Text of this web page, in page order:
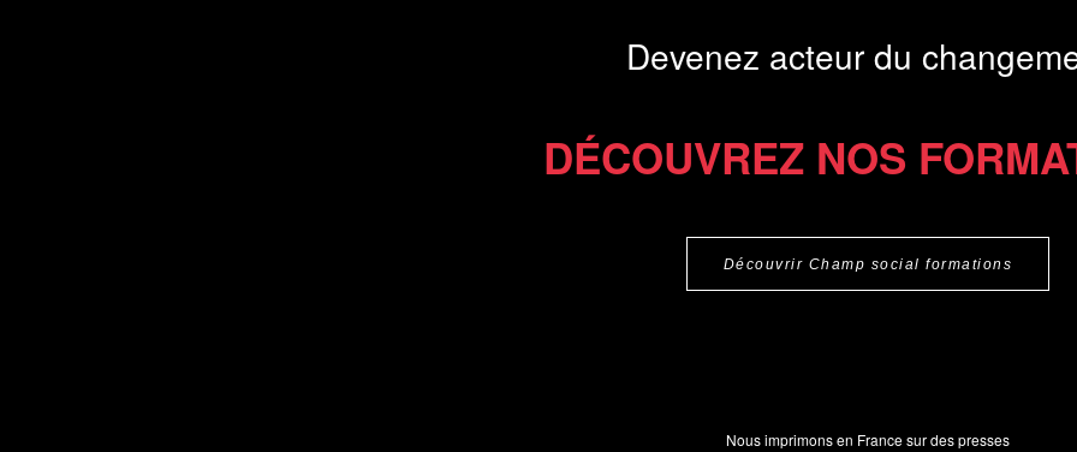
Devenez acteur du
DÉCOUVREZ NOS
Découvrir Champ social formations
Nous imprimons en France sur des presses